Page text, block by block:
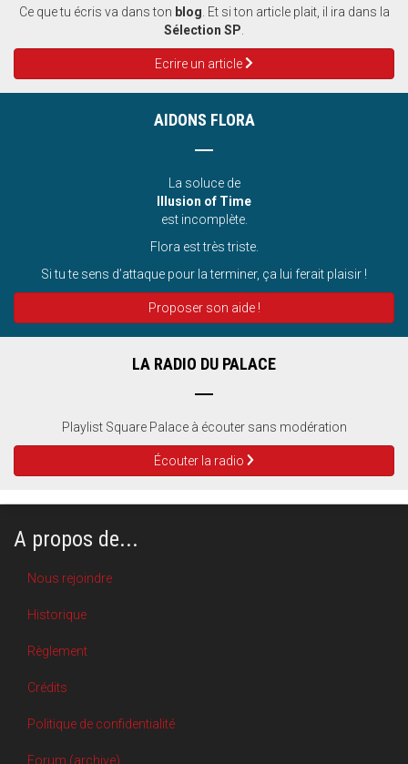
Ce que tu écris va dans ton blog . Et si ton article plait, il ira dans la
Sélection SP
Ecrire un article
AIDONS FLORA
La soluce de
Illusion of Time
est incomplète.
Flora est très triste.
Si tu te sens d’attaque pour la terminer, ça lui ferait plaisir !
Proposer son aide !
LA RADIO DU PALACE
Playlist Square Palace à écouter sans modération
Écouter la radio
A propos de...
Nous rejoindre
Historique
Règlement
Crédits
Politique de confidentialité
Forum (archive)